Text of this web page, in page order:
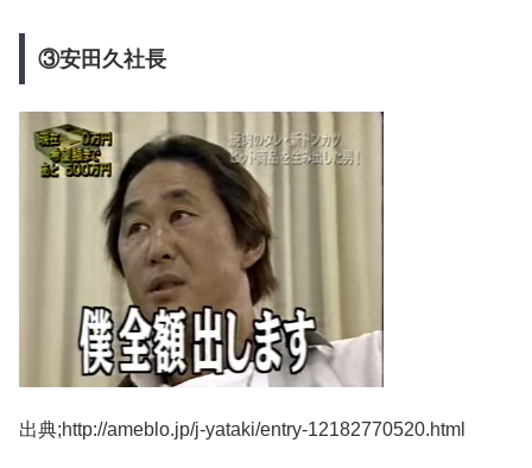
③安田久社長
出典;http://ameblo.jp/j-yataki/entry-12182770520.html